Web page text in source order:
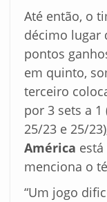
Até então, o
décimo lugar
pontos
em quinto,
terceiro
por 3 sets a 1
25/23 e 25/
América
menciona o
“Um jogo